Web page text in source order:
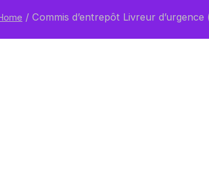
/ Commis d’entrepôt Livreur d’urgence